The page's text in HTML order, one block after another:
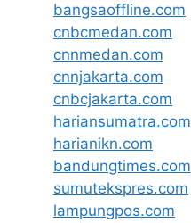
bangsaoffline.com
cnbcmedan.com
cnnmedan.com
cnnjakarta.com
cnbcjakarta.com
hariansumatra.com
harianikn.com
bandungtimes.com
sumutekspres.com
lampungpos.com